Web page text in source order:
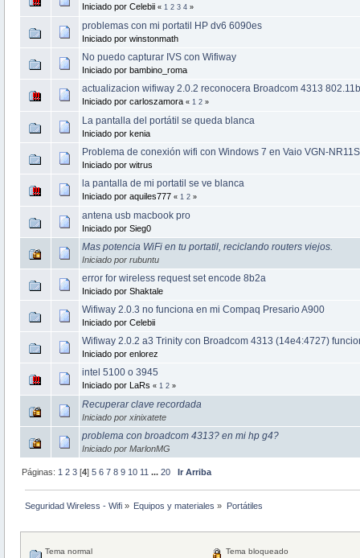
Iniciado por Celebii « 1 2 3 4»
problemas con mi portatil HP dv6 6090es
Iniciado por winstonmath
No puedo capturar IVS con Wifiway
Iniciado por bambino_roma
actualizacion wifiway 2.0.2 reconocera Broadcom 4313
Iniciado por carloszamora « 1 2»
La pantalla del portátil se queda blanca
Iniciado por kenia
Problema de conexión wifi con Windows 7 en Vaio VGN-
Iniciado por witrus
la pantalla de mi portatil se ve blanca
Iniciado por aquiles777 « 1 2»
antena usb macbook pro
Iniciado por Sieg0
Mas potencia WiFi en tu portatil, reciclando routers viejos.
Iniciado por rubuntu
error for wireless request set encode 8b2a
Iniciado por Shaktale
Wifiway 2.0.3 no funciona en mi Compaq Presario A900
Iniciado por Celebii
Wifiway 2.0.2 a3 Trinity con Broadcom 4313 (14e4:4727)
Iniciado por enlorez
intel 5100 o 3945
Iniciado por LaRs « 1 2»
Recuperar clave recordada
Iniciado por xinixatete
problema con broadcom 4313? en mi hp g4?
Iniciado por MarlonMG
Páginas: 1 2 3 [4]5 6 7 8 9 10 11 ...20 Ir Arriba
Seguridad Wireless - Wifi » Equipos y materiales » Portátiles
Tema normal Tema bloqueado